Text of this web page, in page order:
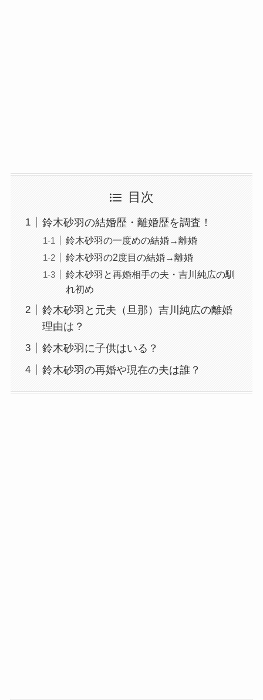
目次
鈴木砂羽の結婚歴・離婚歴を調査！
鈴木砂羽の一度めの結婚→離婚
鈴木砂羽の2度目の結婚→離婚
鈴木砂羽と再婚相手の夫・吉川純広の馴
れ初め
鈴木砂羽と元夫（旦那）吉川純広の離婚
理由は？
鈴木砂羽に子供はいる？
鈴木砂羽の再婚や現在の夫は誰？